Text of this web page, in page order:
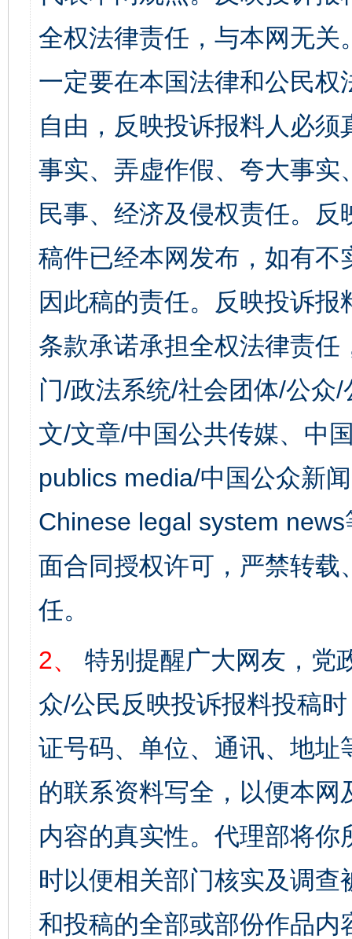
全权法律责任，与本网无
一定要在本国法律和公民
自由，反映投诉报料人必
事实、弄虚作假、夸大事
民事、经济及侵权责任。
稿件已经本网发布，如有
因此稿的责任。反映投诉
条款承诺承担全权法律责
门/政法系统/社会团体/公众
文/文章/中国公共传媒、中
publics media/中国公众新
Chinese legal system
面合同授权许可，严禁转
任。
2、
特别提醒广大网友，党
众/公民反映投诉报料投稿
证号码、单位、通讯、地
的联系资料写全，以便本
内容的真实性。代理部将
时以便相关部门核实及调
和投稿的全部或部份作品